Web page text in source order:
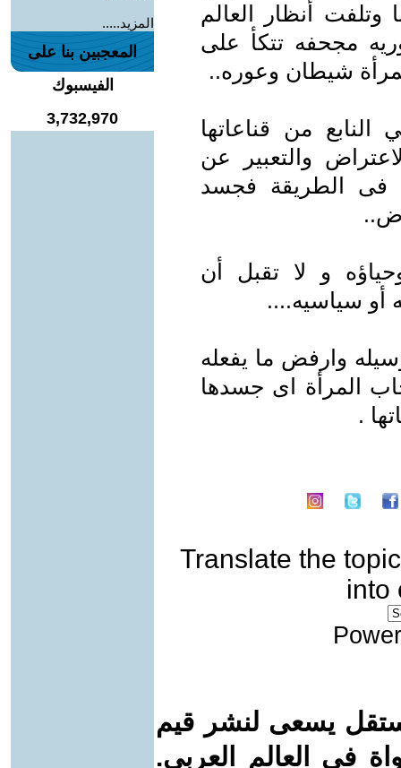
وتلفت أنظار العالم
مجحفه تتكأ على
شيطان وعوره..
من قناعاتها
والتعبير عن
فى الطريقة فجسد
و لا تقبل أن
أو سياسيه....
وارفض ما يفعله
المرأة اى جسدها
.
Translate the topic
into
يسعى لنشر قيم
في العالم العربي.
المزيد.....
المعجبين بنا على
الفيسبوك
3,732,970